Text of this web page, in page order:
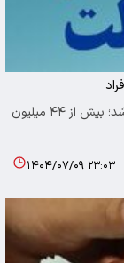
اقتصاد ایرانی: مرحله دوم واریز سود سهام عدالت آغاز شد؛ بیش از ۴۴ میلیون
۱۴۰۴/۰۷/۰۹ ۲۳:۰۳